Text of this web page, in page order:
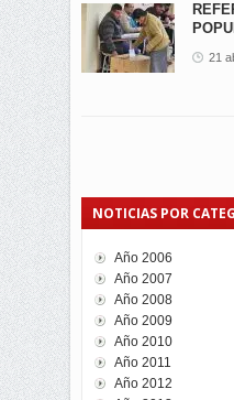
21
NOTICIAS POR
Año 2006
Año 2007
Año 2008
Año 2009
Año 2010
Año 2011
Año 2012